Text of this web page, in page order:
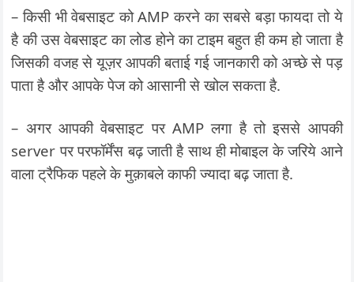
– किसी भी वेबसाइट को AMP करने का सबसे बड़ा फायदा तो ये
है की उस वेबसाइट का लोड होने का टाइम बहुत ही कम हो जाता है
जिसकी वजह से यूज़र आपकी बताई गई जानकारी को अच्छे से पड़
पाता है और आपके पेज को आसानी से खोल सकता है.
– अगर आपकी वेबसाइट पर AMP लगा है तो इससे आपकी
server पर परफॉर्मेंस बढ़ जाती है साथ ही मोबाइल के जरिये आने
वाला ट्रैफिक पहले के मुक़ाबले काफी ज्यादा बढ़ जाता है.